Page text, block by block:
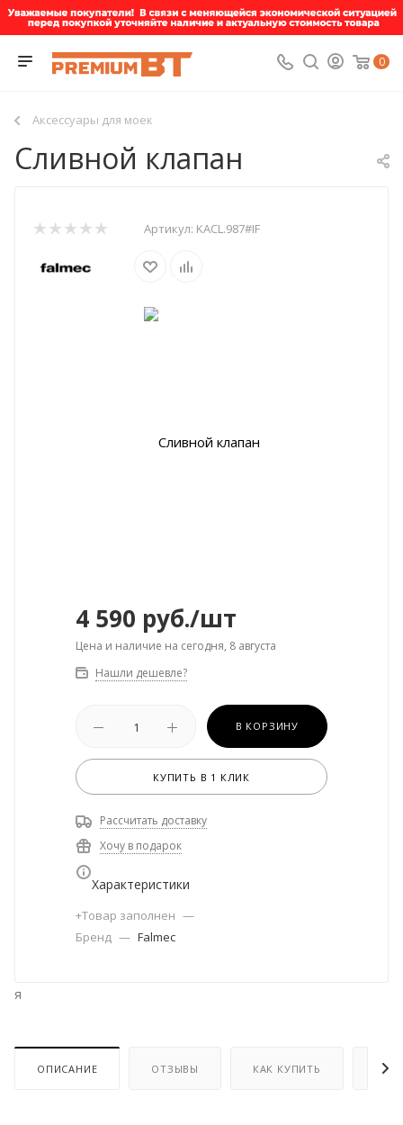
0
Аксессуары для моек
Сливной клапан
Артикул: KACL.987#IF
4 590 руб./шт
Цена и наличие на сегодня, 8 августа
Нашли дешевле?
В КОРЗИНУ
КУПИТЬ В 1 КЛИК
Рассчитать доставку
Хочу в подарок
Характеристики
+Товар заполнен —
Бренд — Falmec
я
ОПИСАНИЕ ОТЗЫВЫ КАК КУПИТЬ